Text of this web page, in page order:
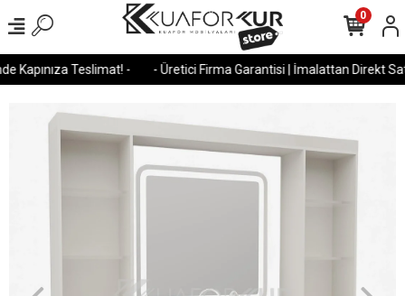
Kapınıza Teslimat! - - Üretici Firma Garantisi | İmalattan Direkt
0